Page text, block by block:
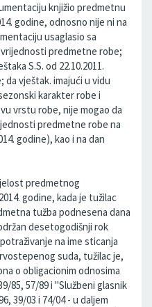
knjižio predmetnu
godine, odnosno nije ni na
usaglasio sa
vrijednosti predmetne robe;
S.S. od 22.10.2011.
vještak. imajući u vidu
karakter robe i
vrstu robe, nije mogao da
predmetne robe na
godine), kao i na dan
predmetnog
godine, kada je tužilac
tužba podnesena dana
desetogodišnji rok
na ime sticanja
suda, tužilac je,
o obligacionim odnosima
85, 57/89 i "Službeni glasnik
39/03 i 74/04 - u daljem